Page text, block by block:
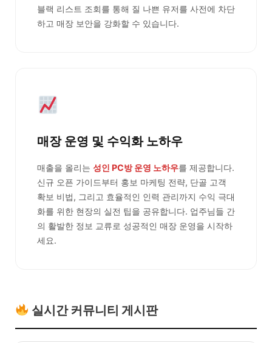
블랙 리스트 조회를 통해 질 나쁜 유저를 사전에 차단
하고 매장 보안을 강화할 수 있습니다.
매장 운영 및 수익화 노하우
매출을 올리는 성인 PC방 운영 노하우를 제공합니다.
신규 오픈 가이드부터 홍보 마케팅 전략, 단골 고객
확보 비법, 그리고 효율적인 인력 관리까지 수익 극대
화를 위한 현장의 실전 팁을 공유합니다. 업주님들 간
의 활발한 정보 교류로 성공적인 매장 운영을 시작하
세요.
실시간 커뮤니티 게시판